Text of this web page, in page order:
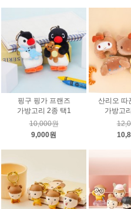
핑구 핑가 프랜즈
가방고리 2종 택1
10,000원
9,000원
산리오 따
가방고